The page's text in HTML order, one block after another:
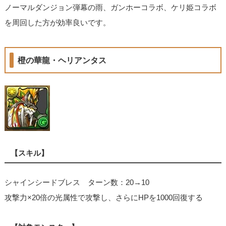
ノーマルダンジョン弾幕の雨、ガンホーコラボ、ケリ姫コラボ
を周回した方が効率良いです。
橙の華龍・ヘリアンタス
【スキル】
シャインシードブレス ターン数：20→10
攻撃力×20倍の光属性で攻撃し、さらにHPを1000回復する